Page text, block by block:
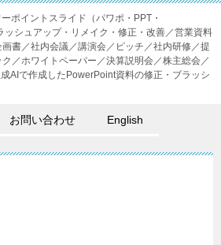
ポイントスライド（パワポ・PPT・
シュアップ・リメイク・修正・改善／営業資料
書／社内会議／講演会／ピッチ／社内研修／提
／ホワイトペーパー／決算説明会／株主総会／
AIで作成したPowerPoint資料の修正・ブラッシ
お問い合わせ English